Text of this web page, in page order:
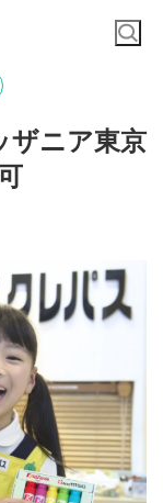
ザニア東京